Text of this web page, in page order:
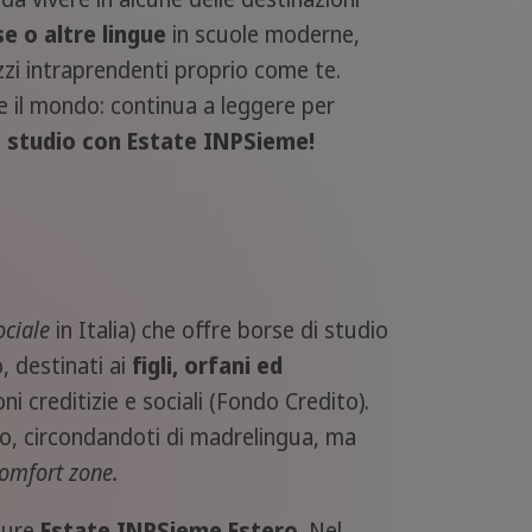
o altre lingue in scuole moderne,
intraprendenti proprio come te.
il mondo: continua a leggere per
studio con Estate INPSieme!
in Italia) che offre borse di studio
destinati ai figli, orfani ed
creditizie e sociali (Fondo Credito).
circondandoti di madrelingua, ma
zone.